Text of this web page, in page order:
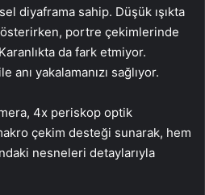
diyaframa sahip. Düşük ışıkta
portre çekimlerinde
da fark etmiyor.
yakalamanızı sağlıyor.
4x periskop optik
çekim desteği sunarak, hem
nesneleri detaylarıyla